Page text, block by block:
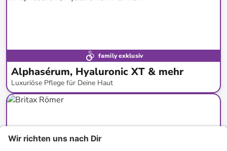
family exklusiv
Alphasérum, Hyaluronic XT & mehr
Luxuriöse Pflege für Deine Haut
bis-92 %*